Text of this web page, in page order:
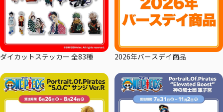
ダイカットステッカー 全83種 2026年バースデイ商品